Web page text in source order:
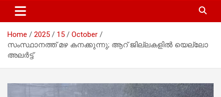
Home 2025 15
October
സംസ്ഥാനത്ത് മഴ കനക്കുന്നു; ആറ് ജില്ലകളിൽ യെല്ലോ
അലർട്ട്